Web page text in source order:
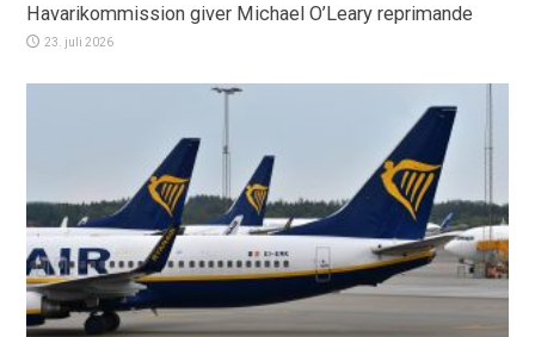
Havarikommission giver Michael O’Leary reprimande
23. juli 2026